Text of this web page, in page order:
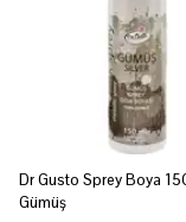
Dr Gusto Sprey Boya
Gümüş